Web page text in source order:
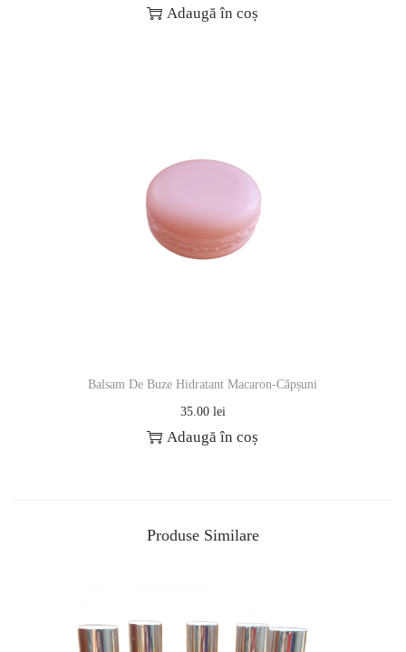
Adaugă în coș
Balsam De Buze Hidratant Macaron-Căpșuni
35.00 lei
Adaugă în coș
Produse Similare